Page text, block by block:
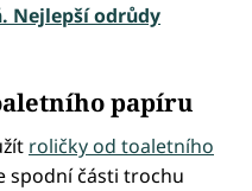
Nejlepší odrůdy
papíru
roličky od toaletního
spodní části trochu